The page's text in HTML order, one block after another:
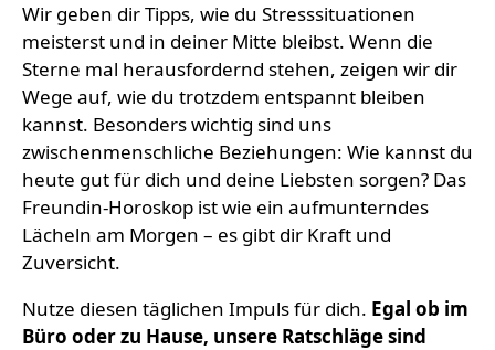
Wir geben dir Tipps, wie du Stresssituationen
meisterst und in deiner Mitte bleibst. Wenn die
Sterne mal herausfordernd stehen, zeigen wir dir
Wege auf, wie du trotzdem entspannt bleiben
kannst. Besonders wichtig sind uns
zwischenmenschliche Beziehungen: Wie kannst du
heute gut für dich und deine Liebsten sorgen? Das
Freundin-Horoskop ist wie ein aufmunterndes
Lächeln am Morgen – es gibt dir Kraft und
Zuversicht.
Nutze diesen täglichen Impuls für dich. Egal ob im
Büro oder zu Hause, unsere Ratschläge sind